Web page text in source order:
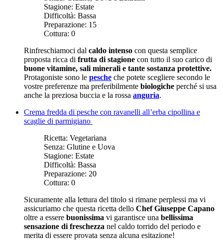
Stagione: Estate
Difficoltà: Bassa
Preparazione: 15
Cottura: 0
Rinfreschiamoci dal caldo intenso con questa semplice
proposta ricca di frutta di stagione con tutto il suo carico di
buone vitamine, sali minerali e tante sostanza protettive.
Protagoniste sono le pesche che potete scegliere secondo le
vostre preferenze ma preferibilmente biologiche perché si usa
anche la preziosa buccia e la rossa anguria.
Crema fredda di pesche con ravanelli all’erba cipollina e
scaglie di parmigiano
Ricetta: Vegetariana
Senza: Glutine e Uova
Stagione: Estate
Difficoltà: Bassa
Preparazione: 20
Cottura: 0
Sicuramente alla lettura del titolo si rimane perplessi ma vi
assicuriamo che questa ricetta dello Chef Giuseppe Capano
oltre a essere buonissima vi garantisce una bellissima
sensazione di freschezza nel caldo torrido del periodo e
merita di essere provata senza alcuna esitazione!